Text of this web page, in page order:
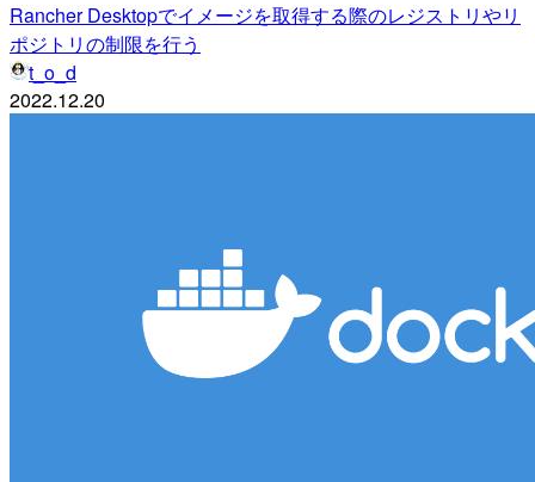
Rancher Desktopでイメージを取得する際のレジストリやリ
ポジトリの制限を行う
t_o_d
2022.12.20